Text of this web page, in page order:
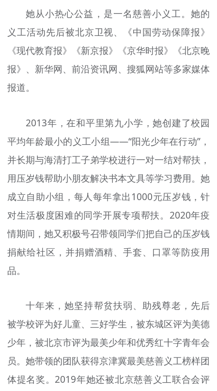
她从小热心公益，是一名慈善小义工。她的
义工活动先后被北京卫视、《中国劳动保障报》
《现代教育报》《新京报》《京华时报》《北京晚
报》、新华网、前沿资讯网、搜狐网站等多家媒体
报道。
2013年，在和平里第九小学，她创建了校园
平均年龄最小的义工小组——“阳光少年在行动”，
并长期与海清打工子弟学校进行一对一结对帮扶，
用压岁钱帮助小朋友解决书本文具等学习费用。她
成立自助小组，每人每年拿出1000元压岁钱，针
对生活极度困难的同学开展专项帮扶。2020年疫
情期间 ，她又积极号召带领同学们把自己的压岁钱
捐献给社区，并捐赠酒精、手套、口罩等防疫用
品。
十年来，她坚持帮贫扶弱、助残尊老，先后
被学校评为好儿童、三好学生，被东城区评为美德
少年，被北京市评为最美少年和优秀红十字青年会
员。她带领的团队获得京津冀最美慈善义工榜样团
体提名奖。2019年她还被北京慈善义工联合会评